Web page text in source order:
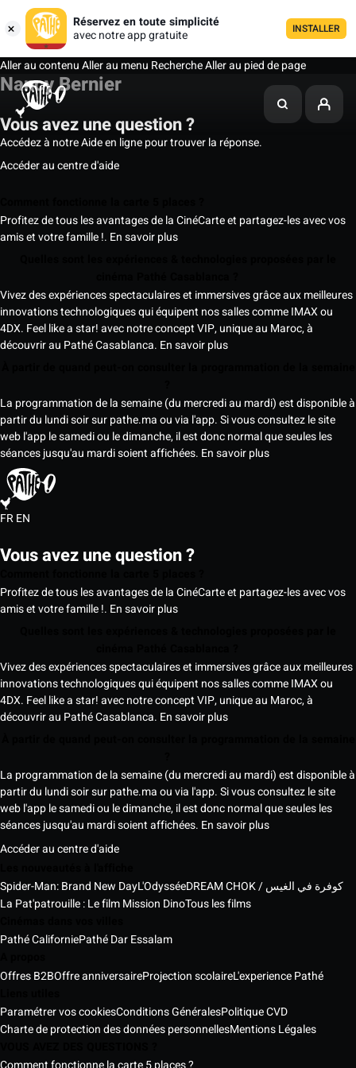
Réservez en toute simplicité
avec notre app gratuite
INSTALLER
Aller au contenuAller au menu RechercheAller au pied de page
Nancy Bernier
Vous avez une question ?
Accédez à notre Aide en ligne pour trouver la réponse.
Accéder au centre d'aide
Profitez de tous les avantages de la CinéCarte et partagez-les avec vos
amis et votre famille !. En savoir plus
Vivez des expériences spectaculaires et immersives grâce aux meilleures
innovations technologiques qui équipent nos salles comme IMAX ou
4DX. Feel like a star! avec notre concept VIP, unique au Maroc, à
découvrir au Pathé Casablanca. En savoir plus
La programmation de la semaine (du mercredi au mardi) est disponible à
partir du lundi soir sur pathe.ma ou via l'app. Si vous consultez le site
web l'app le samedi ou le dimanche, il est donc normal que seules les
séances jusqu'au mardi soient affichées. En savoir plus
FREN
Vous avez une question ?
Profitez de tous les avantages de la CinéCarte et partagez-les avec vos
amis et votre famille !. En savoir plus
Vivez des expériences spectaculaires et immersives grâce aux meilleures
innovations technologiques qui équipent nos salles comme IMAX ou
4DX. Feel like a star! avec notre concept VIP, unique au Maroc, à
découvrir au Pathé Casablanca. En savoir plus
La programmation de la semaine (du mercredi au mardi) est disponible à
partir du lundi soir sur pathe.ma ou via l'app. Si vous consultez le site
web l'app le samedi ou le dimanche, il est donc normal que seules les
séances jusqu'au mardi soient affichées. En savoir plus
Accéder au centre d'aide
Spider-Man: Brand New DayL'Odyssée
DREAM CHOK / كوفرة في الغيس
La Pat'patrouille : Le film Mission DinoTous les films
Pathé CaliforniePathé Dar Essalam
Offres B2BOffre anniversaireProjection scolaireL'experience Pathé
Paramétrer vos cookiesConditions GénéralesPolitique CVD
Charte de protection des données personnellesMentions Légales